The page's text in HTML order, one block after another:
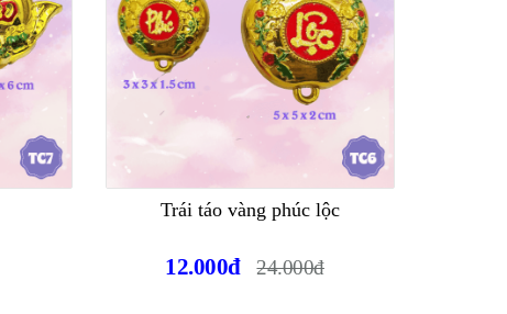
Trái táo vàng phúc lộc
12.000đ 24.000đ